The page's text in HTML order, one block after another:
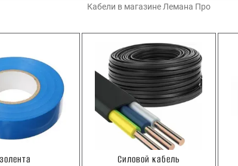
Кабели в магазине Лемана Про
Силовой кабель